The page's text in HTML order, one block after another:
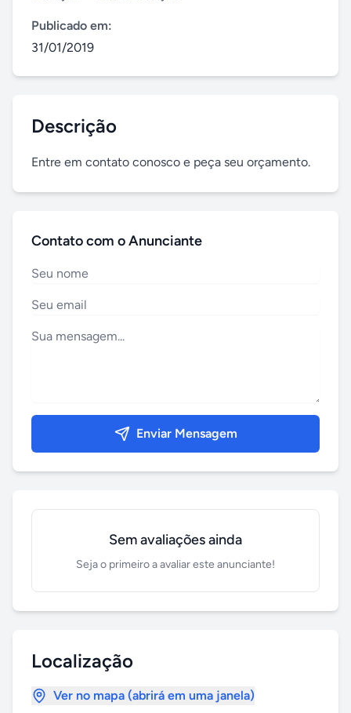
Publicado em:
31/01/2019
Descrição
Entre em contato conosco e peça seu orçamento.
Contato com o Anunciante
Enviar Mensagem
Sem avaliações ainda
Seja o primeiro a avaliar este anunciante!
Localização
Ver no mapa (abrirá em uma janela)